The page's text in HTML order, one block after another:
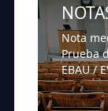
Nota
Prueba
EBAU /